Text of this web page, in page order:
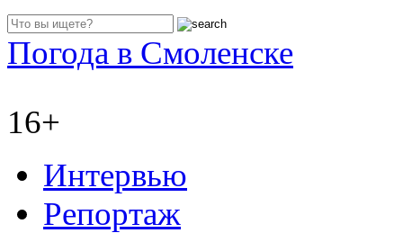
Погода в Смоленске
16+
Интервью
Репортаж